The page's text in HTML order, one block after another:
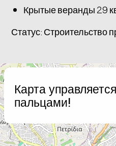
Крытые веранды 29
Статус: Строительство
Карта
пальцами!
−